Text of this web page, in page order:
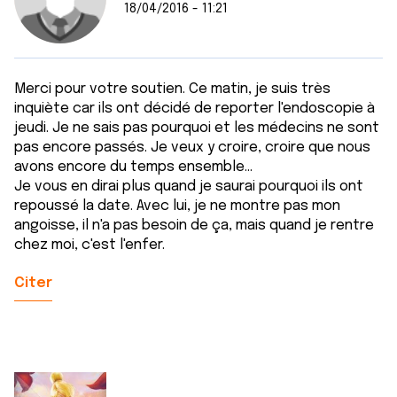
18/04/2016 - 11:21
Merci pour votre soutien. Ce matin, je suis très
inquiète car ils ont décidé de reporter l'endoscopie à
jeudi. Je ne sais pas pourquoi et les médecins ne sont
pas encore passés. Je veux y croire, croire que nous
avons encore du temps ensemble...
Je vous en dirai plus quand je saurai pourquoi ils ont
repoussé la date. Avec lui, je ne montre pas mon
angoisse, il n'a pas besoin de ça, mais quand je rentre
chez moi, c'est l'enfer.
Citer